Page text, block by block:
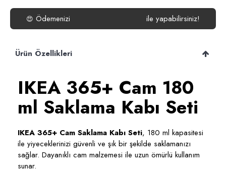
😍 Ödemenizi ile yapabilirsiniz!
Ürün Özellikleri
IKEA 365+ Cam 180
ml Saklama Kabı Seti
IKEA 365+ Cam Saklama Kabı Seti, 180 ml kapasitesi
ile yiyeceklerinizi güvenli ve şık bir şekilde saklamanızı
sağlar. Dayanıklı cam malzemesi ile uzun ömürlü kullanım
sunar.